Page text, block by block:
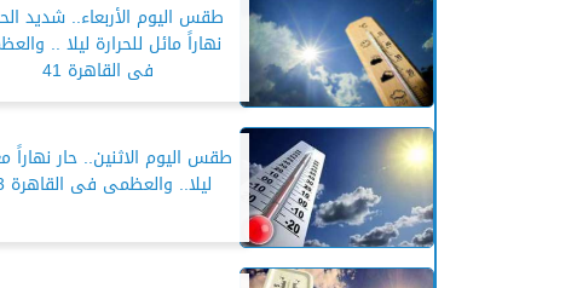
طقس اليوم الأربعاء.. شديد
نهاراً مائل للحرارة ليلا ..
فى القاهرة 41
طقس اليوم الاثنين.. حار نهاراً
ليلا.. والعظمى فى القاهرة 33